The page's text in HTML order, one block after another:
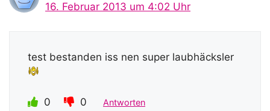
16. Februar 2013 um 4:02 Uhr
test bestanden iss nen super laubhäcksler
0 0 Antworten